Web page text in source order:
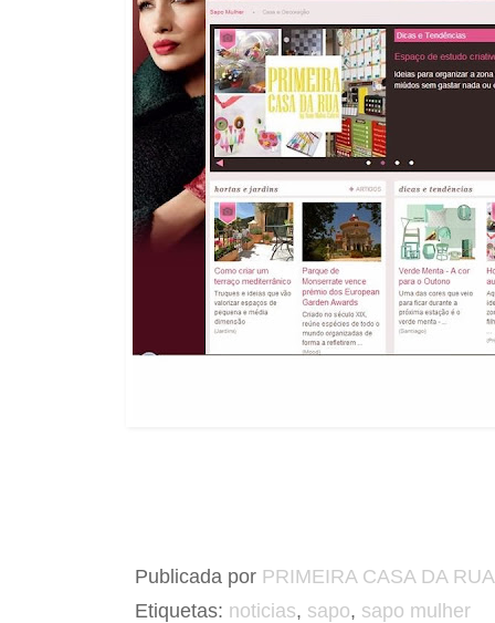
Publicada por PRIMEIRA CASA DA RUA
Etiquetas: noticias, sapo, sapo mulher